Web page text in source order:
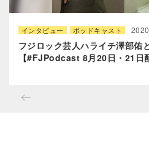
インタビュー ポッドキャスト
フジロック芸人ハライチ澤部佑
【#FJPodcast 8月20日・21日